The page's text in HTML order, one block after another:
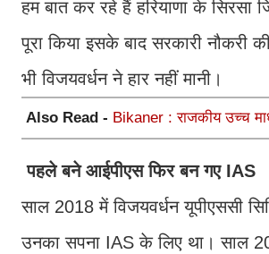
हम बात कर रहे हैं हरियाणा के सिरसा
पूरा किया इसके बाद सरकारी नौकरी
भी विजयवर्धन ने हार नहीं मानी।
Also Read - Bikaner : राजकीय उच्च
पहले बने आईपीएस फिर बन गए IAS
साल 2018 में विजयवर्धन यूपीएससी
उनका सपना IAS के लिए था। साल